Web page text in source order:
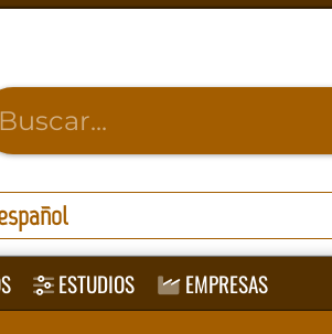
ESTUDIOS EMPRESAS